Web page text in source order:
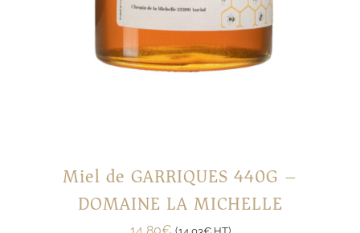
Miel de GARRIQUES 440G –
DOMAINE LA MICHELLE
(14,03€HT)